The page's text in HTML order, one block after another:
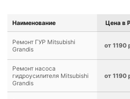
Наименование Цена в
Ремонт ГУР Mitsubishi
Grandis
от 1190
Ремонт насоса
гидроусилителя Mitsubishi
Grandis
от 1190